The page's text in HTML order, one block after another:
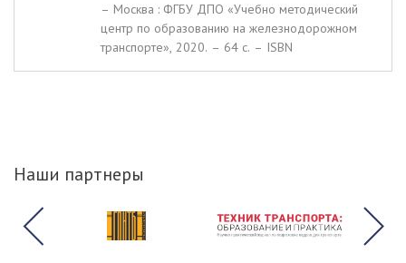
– Москва : ФГБУ ДПО «Учебно методический
центр по образованию на железнодорожном
транспорте», 2020. – 64 c. – ISBN
Наши партнеры